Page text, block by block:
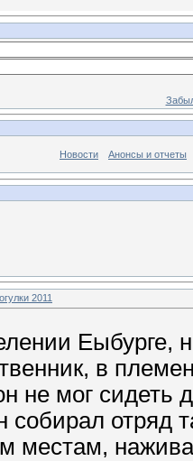
Новости Анонсы и отчеты
2011
Еыбурге,
в
не мог сидеть
собирал отряд
местам,